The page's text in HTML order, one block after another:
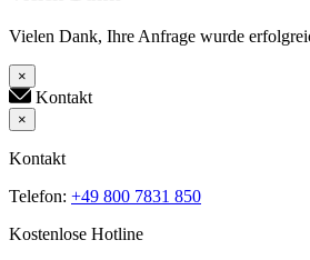
Vielen Dank, Ihre Anfrage wurde
×
Kontakt
×
Kontakt
Telefon: +49 800 7831 850
Kostenlose Hotline